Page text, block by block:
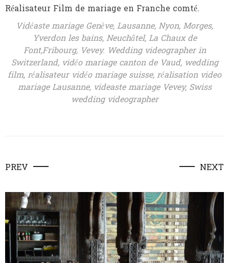
Réalisateur Film de mariage en Franche comté.
Vidéaste mariage Genève, Lausanne, Nyon, Morges,
Yverdon les bains, Neuchâtel, La Chaux de
Font,Fribourg, Vevey. Wedding videographer in
Switzerland, vidéo mariage canton de Vaud, wedding
film, réalisateur vidéo mariage suisse,réalisation video
mariage Lausanne, videaste mariage Vevey, Swiss
wedding videographer
PREV NEXT